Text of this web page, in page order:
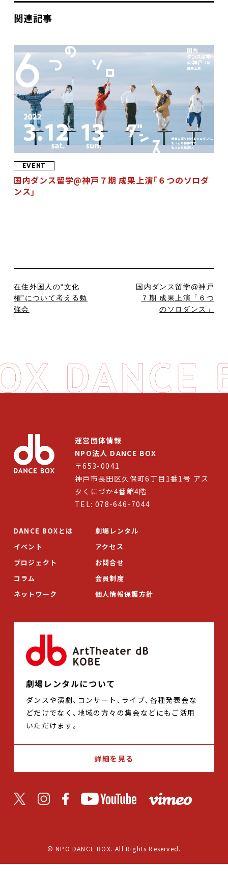
関連記事
EVENT
国内ダンス留学@神戸７期 成果上演「６つのソロダ
ンス」
在住外国人の“文化
権”について考える勉
強会
国内ダンス留学@神戸
７期 成果上演「６つ
のソロダンス」
運営団体情報
NPO法人 DANCE BOX
〒653-0041
神戸市長田区久保町6丁目1番1号 アス
タくにづか4番館4階
TEL: 078-646-7044
DANCE BOXとは
イベント
プロジェクト
コラム
ネットワーク
劇場レンタル
アクセス
お問合せ
会員制度
個人情報保護方針
劇場レンタルについて
ダンスや演劇、コンサート、ライブ、各種発表会な
どだけでなく、地域の方々の集会などにもご活用
いただけます。
詳細を見る
© NPO DANCE BOX. All Rights Reserved.